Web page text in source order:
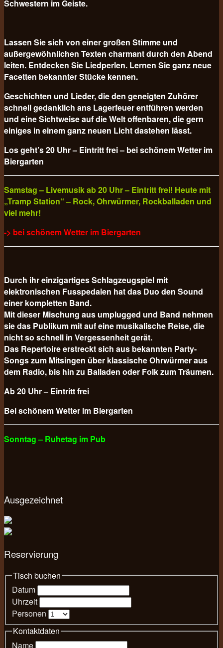
Schwestern im Geiste.
Lassen Sie sich von einer großen Stimme und
außergewöhnlichen Texten charmant durch den Abend
leiten. Entdecken Sie Liedperlen. Lernen Sie ganz neue
Facetten bekannter Stücke kennen.
Geschichten und Lieder, die den geneigten Zuhörer
schnell gedanklich ans Lagerfeuer entführen werden
und eine Sichtweise auf die Welt offenbaren, die gern
einiges in einem ganz neuen Licht dastehen lässt.
Los geht’s 20 Uhr – Eintritt frei – bei schönem Wetter im
Biergarten
Samstag – Livemusik ab 20 Uhr – Eintritt frei! Heute mit
„Tramp Station“ – Rock, Ohrwürmer, Rockballaden und
viel mehr!
-> bei schönem Wetter im Biergarten
Durch ihr einzigartiges Schlagzeugspiel mit
elektronischen Fusspedalen hat das Duo den Sound
einer kompletten Band.
Mit dieser Mischung aus umplugged und Band nehmen
sie das Publikum mit auf eine musikalische Reise, die
nicht so schnell in Vergessenheit gerät.
Das Repertoire erstreckt sich aus bekannten Party-
Songs zum Mitsingen über klassische Ohrwürmer aus
dem Radio, bis hin zu Balladen oder Folk zum Träumen.
Ab 20 Uhr – Eintritt frei
Bei schönem Wetter im Biergarten
Sonntag – Ruhetag im Pub
Ausgezeichnet
Reservierung
Tisch buchen
Datum
Uhrzeit
Personen
Kontaktdaten
Name